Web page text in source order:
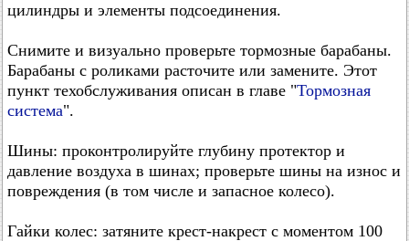
цилиндры и элементы подсоединения.
Снимите и визуально проверьте тормозные барабаны.
Барабаны с роликами расточите или замените. Этот
пункт техобслуживания описан в главе "Тормозная
система".
Шины: проконтролируйте глубину протектор и
давление воздуха в шинах; проверьте шины на износ и
повреждения (в том числе и запасное колесо).
Гайки колес: затяните крест-накрест с моментом 100